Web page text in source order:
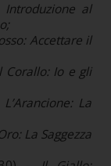
Introduzione al
Accettare il
Corallo: Io e gli
L’Arancione: La
La Saggezza